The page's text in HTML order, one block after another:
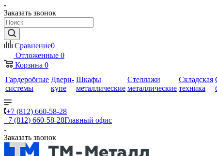
Заказать звонок
Сравнение0
Отложенные 0
Корзина 0
Гардеробные
системы
Двери-
купе
Шкафы
металлические
Стеллажи
металлические
Складская
техника
+7 (812) 660-58-28
+7 (812) 660-58-28Главный офис
Заказать звонок